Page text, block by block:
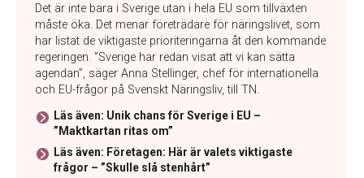
Det är inte bara i Sverige utan i hela EU som tillväxten
måste öka. Det menar företrädare för näringslivet, som
har listat de viktigaste prioriteringarna åt den kommande
regeringen. ”Sverige har redan visat att vi kan sätta
agendan”, säger Anna Stellinger, chef för internationella
och EU-frågor på Svenskt Näringsliv, till TN.
Läs även: Unik chans för Sverige i EU –
”Maktkartan ritas om”
Läs även: Företagen: Här är valets viktigaste
frågor – ”Skulle slå stenhårt”